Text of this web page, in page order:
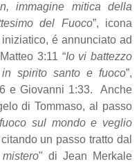
immagine mitica della
del Fuoco”, icona
é annunciato ad
3:11 “Io vi battezzo
spirito santo e fuoco”,
e Giovanni 1:33. Anche
di Tommaso, al passo
sul mondo e veglio
un passo tratto dal
" di Jean Merkale